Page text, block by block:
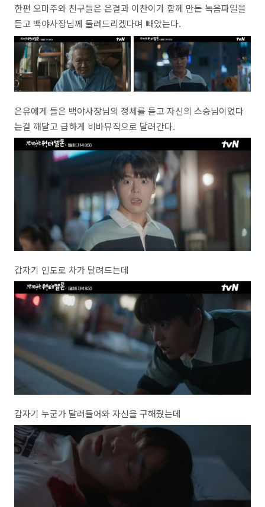
한편 오마주와 친구들은 은결과 이찬이가 함께 만든 녹음파일을
듣고 백야사장님께 들려드리겠다며 빼았는다.
은유에게 들은 백야사장님의 정체를 듣고 자신의 스승님이었다
는걸 깨달고 급하게 비바뮤직으로 달려간다.
갑자기 인도로 차가 달려드는데
갑자기 누군가 달려들어와 자신을 구해줬는데